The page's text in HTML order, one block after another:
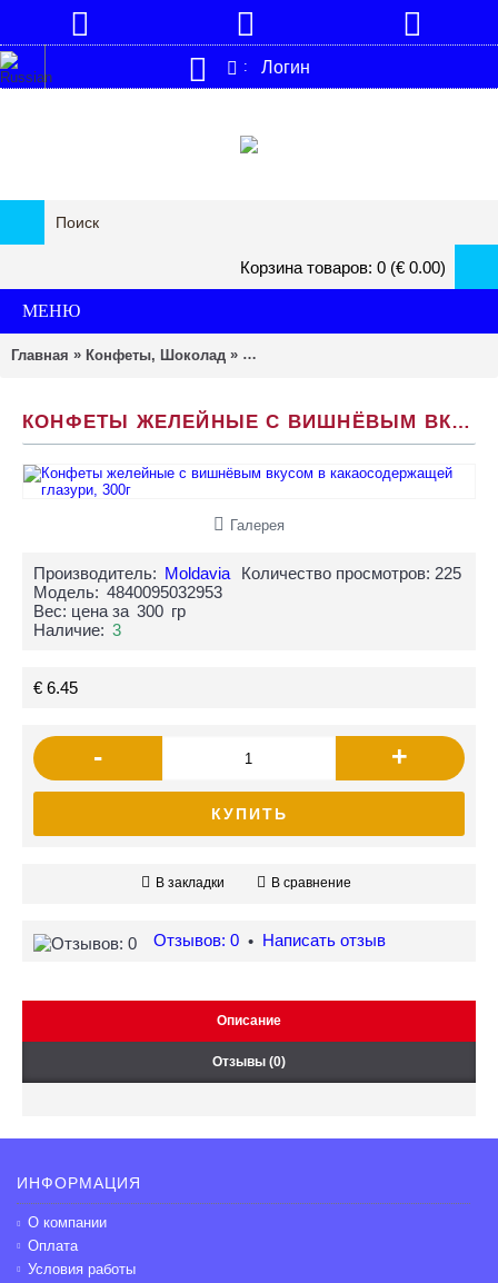
: Логин
Корзина товаров: 0 (€ 0.00)
МЕНЮ
Главная » Конфеты, Шоколад » Конфеты желейные с вишнёвым
КОНФЕТЫ ЖЕЛЕЙНЫЕ С ВИШНЁВЫМ ВКУСОМ В КАКАОСОДЕРЖАЩЕЙ ГЛАЗУРИ, 300Г
Галерея
Количество просмотров: 225
Производитель: Moldavia
Модель: 4840095032953
Вес: цена за 300 гр
Наличие: 3
€ 6.45
- +
КУПИТЬ
В закладки В сравнение
Отзывов: 0 • Написать отзыв
Описание
Отзывы (0)
ИНФОРМАЦИЯ
О компании
Оплата
Условия работы